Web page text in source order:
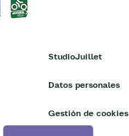
StudioJuillet
Datos personales
Gestión de cookies